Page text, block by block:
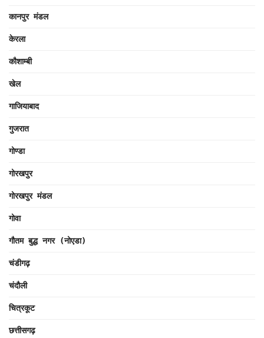
कानपुर मंडल
केरला
कौशाम्बी
खेल
गाजियाबाद
गुजरात
गोण्डा
गोरखपुर
गोरखपुर मंडल
गोवा
गौतम बुद्ध नगर (नोएडा)
चंडीगढ़
चंदौली
चित्रकूट
छत्तीसगढ़